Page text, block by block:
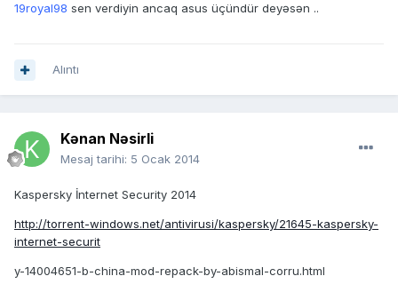
19royal98 sen verdiyin ancaq asus üçündür deyəsən ..
Alıntı
Kənan Nəsirli
Mesaj tarihi: 5 Ocak 2014
Kaspersky İnternet Security 2014
http://torrent-windows.net/antivirusi/kaspersky/21645-kaspersky-
internet-securit
y-14004651-b-china-mod-repack-by-abismal-corru.html